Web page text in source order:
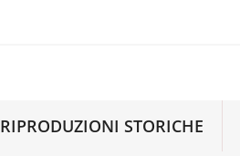
RIPRODUZIONI STORICHE